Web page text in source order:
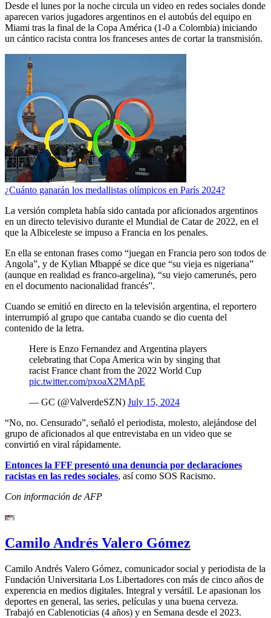
Desde el lunes por la noche circula un video en redes sociales donde
aparecen varios jugadores argentinos en el autobús del equipo en
Miami tras la final de la Copa América (1-0 a Colombia) iniciando
un cántico racista contra los franceses antes de cortar la transmisión.
¿Cuánto ganarán los medallistas olímpicos en París 2024?
La versión completa había sido cantada por aficionados argentinos
en un directo televisivo durante el Mundial de Catar de 2022, en el
que la Albiceleste se impuso a Francia en los penales.
En ella se entonan frases como “juegan en Francia pero son todos de
Angola”, y de Kylian Mbappé se dice que “su vieja es nigeriana”
(aunque en realidad es franco-argelina), “su viejo camerunés, pero
en el documento nacionalidad francés”.
Cuando se emitió en directo en la televisión argentina, el reportero
interrumpió al grupo que cantaba cuando se dio cuenta del
contenido de la letra.
Here is Enzo Fernandez and Argentina players
celebrating that Copa America win by singing that
racist France chant from the 2022 World Cup
pic.twitter.com/pxoaX2MApE
— GC (@ValverdeSZN) July 15, 2024
“No, no. Censurado”, señaló el periodista, molesto, alejándose del
grupo de aficionados al que entrevistaba en un video que se
convirtió en viral rápidamente.
Entonces la FFF presentó una denuncia por declaraciones
racistas en las redes sociales, así como SOS Racismo.
Con información de AFP
Camilo Andrés Valero Gómez
Camilo Andrés Valero Gómez, comunicador social y periodista de la
Fundación Universitaria Los Libertadores con más de cinco años de
experencia en medios digitales. Integral y versátil. Le apasionan los
deportes en general, las series, películas y una buena cerveza.
Trabajó en Cablenoticias (4 años) y en Semana desde el 2023.